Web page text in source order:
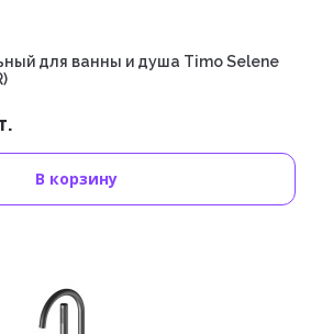
для ванны и душа Timo Selene
В корзину